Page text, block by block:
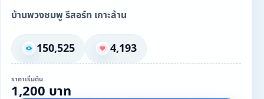
บ้านพวงชมพู รีสอร์ท เกาะล้าน
150,525 4,193
ราคาเริ่มต้น
1,200 บาท